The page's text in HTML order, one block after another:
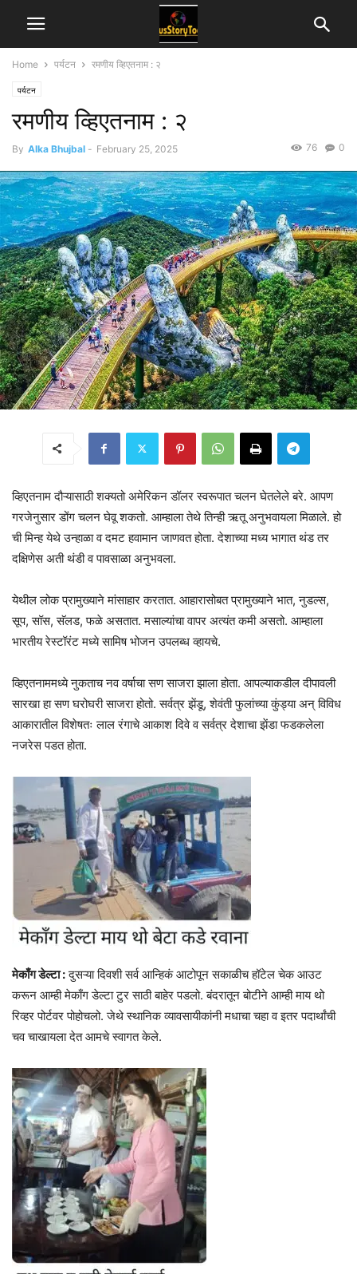
Home पर्यटन रमणीय व्हिएतनाम : २
पर्यटन
रमणीय व्हिएतनाम : २
By Alka Bhujbal - February 25, 2025 0
76
व्हिएतनाम दौऱ्यासाठी शक्यतो अमेरिकन डॉलर स्वरूपात चलन घेतलेले बरे. आपण
गरजेनुसार डोंग चलन घेवू शकतो. आम्हाला तेथे तिन्ही ऋतू अनुभवायला मिळाले. हो
ची मिन्ह येथे उन्हाळा व दमट हवामान जाणवत होता. देशाच्या मध्य भागात थंड तर
दक्षिणेस अती थंडी व पावसाळा अनुभवला.
येथील लोक प्रामुख्याने मांसाहार करतात. आहारासोबत प्रामुख्याने भात, नुडल्स,
सूप, सॉस, सॅलड, फळे असतात. मसाल्यांचा वापर अत्यंत कमी असतो. आम्हाला
भारतीय रेस्टॉरंट मध्ये सामिष भोजन उपलब्ध व्हायचे.
व्हिएतनाममध्ये नुकताच नव वर्षाचा सण साजरा झाला होता. आपल्याकडील दीपावली
सारखा हा सण घरोघरी साजरा होतो. सर्वत्र झेंडू, शेवंती फुलांच्या कुंड्या अन् विविध
आकारातील विशेषतः लाल रंगाचे आकाश दिवे व सर्वत्र देशाचा झेंडा फडकलेला
नजरेस पडत होता.
मेकाँग डेल्टा :दुसऱ्या दिवशी सर्व आन्हिकं आटोपून सकाळीच हॉटेल चेक आउट
करून आम्ही मेकाँग डेल्टा टुर साठी बाहेर पडलो. बंदरातून बोटीने आम्ही माय थो
रिव्हर पोर्टवर पोहोचलो. जेथे स्थानिक व्यावसायीकांनी मधाचा चहा व इतर पदार्थांची
चव चाखायला देत आमचे स्वागत केले.